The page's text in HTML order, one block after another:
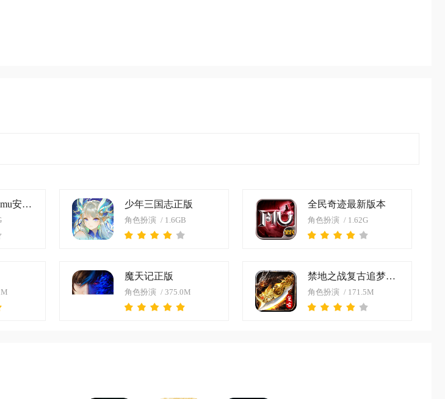
魔法来袭奇迹mu安卓版 少年三国志正版
角色扮演 / 1.6GB
全民奇迹最新版本
角色扮演 / 1.62G
魔天记正版
角色扮演 / 375.0M
禁地之战复古追梦三职业官方
角色扮演 / 171.5M